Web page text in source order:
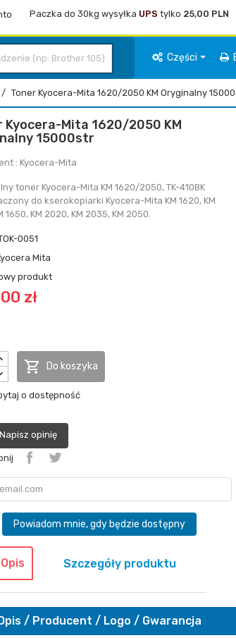
Paczka do 30kg wysyłka UPS tylko 25,00 PLN
Części
Toner Kyocera-Mita 1620/2050 KM Oryginalny
Kyocera-Mita 1620/2050 KM
15000str
: Kyocera-Mita
toner Kyocera-Mita KM 1620/2050, TK-410BK
do kserokopiarki Kyocera-Mita KM 1620, KM
1650, KM 2020, KM 2035, KM 2050.
0051
Mita
produkt
zł
 Do koszyka
o dostępność
Napisz opinię
Powiadom mnie, gdy będzie dostępny
Opis Szczegóły produktu
/ Producent / Logo / Gwarancja